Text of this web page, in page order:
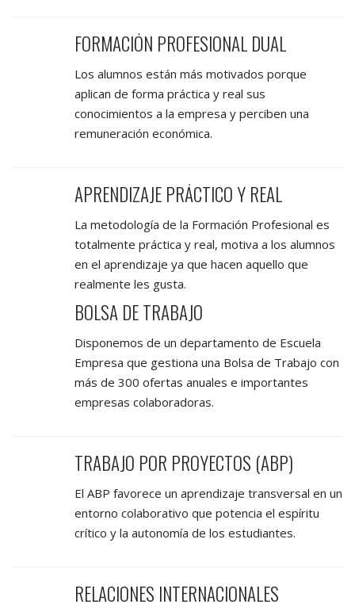
FORMACIÓN PROFESIONAL DUAL
Los alumnos están más motivados porque
aplican de forma práctica y real sus
conocimientos a la empresa y perciben una
remuneración económica.
APRENDIZAJE PRÁCTICO Y REAL
La metodología de la Formación Profesional es
totalmente práctica y real, motiva a los alumnos
en el aprendizaje ya que hacen aquello que
realmente les gusta.
BOLSA DE TRABAJO
Disponemos de un departamento de Escuela
Empresa que gestiona una Bolsa de Trabajo con
más de 300 ofertas anuales e importantes
empresas colaboradoras.
TRABAJO POR PROYECTOS (ABP)
El ABP favorece un aprendizaje transversal en un
entorno colaborativo que potencia el espíritu
crítico y la autonomía de los estudiantes.
RELACIONES INTERNACIONALES